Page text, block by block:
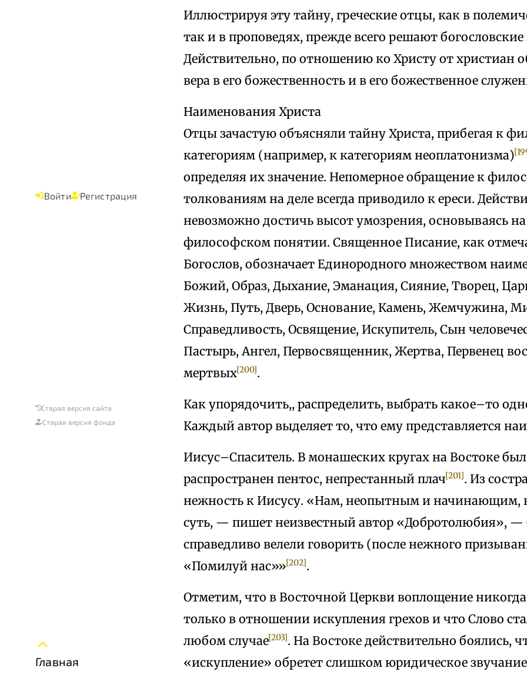
Войти Регистрация
Старая версия сайта
Старая версия фонда
Главная
Иллюстрируя эту тайну, греческие отцы, как в
так и в проповедях, прежде всего решают богословские
Действительно, по отношению ко Христу от христиан
вера в его божественность и в его божественное
Наименования Христа
Отцы зачастую объясняли тайну Христа, прибегая к
категориям (например, к категориям неоплатонизма)
определяя их значение. Непомерное обращение к
толкованиям на деле всегда приводило к ереси.
невозможно достичь высот умозрения, основываясь
философском понятии. Священное Писание, как
Богослов, обозначает Единородного множеством
Божий, Образ, Дыхание, Эманация, Сияние, Творец,
Жизнь, Путь, Дверь, Основание, Камень, Жемчужина,
Справедливость, Освящение, Искупитель, Сын
Пастырь, Ангел, Первосвященник, Жертва, Первенец
мертвых[200].
Как упорядочить,, распределить, выбрать какое–то
Каждый автор выделяет то, что ему представляется
Иисус–Спаситель. В монашеских кругах на Востоке
распространен пентос, непрестанный плач[201]. Из
нежность к Иисусу. «Нам, неопытным и начинающим,
суть, — пишет неизвестный автор «Добротолюбия»,
справедливо велели говорить (после нежного
«Помилуй нас»»[202].
Отметим, что в Восточной Церкви воплощение
только в отношении искупления грехов и что Слово
любом случае[203]. На Востоке действительно боялись,
«искупление» обретет слишком юридическое звучание